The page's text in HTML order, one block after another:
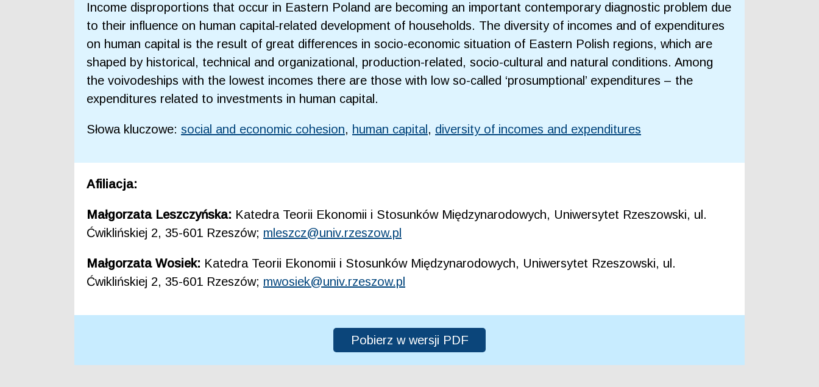
Income disproportions that occur in Eastern Poland are becoming an important contemporary diagnostic problem due
to their influence on human capital-related development of households. The diversity of incomes and of expenditures
on human capital is the result of great differences in socio-economic situation of Eastern Polish regions, which are
shaped by historical, technical and organizational, production-related, socio-cultural and natural conditions. Among
the voivodeships with the lowest incomes there are those with low so-called ‘prosumptional’ expenditures – the
expenditures related to investments in human capital.
Słowa kluczowe: social and economic cohesion, human capital , diversity of incomes and expenditures
Afiliacja:
Małgorzata Leszczyńska: Katedra Teorii Ekonomii i Stosunków Międzynarodowych, Uniwersytet Rzeszowski, ul.
Ćwiklińskiej 2, 35-601 Rzeszów; mleszcz@univ.rzeszow.pl
Małgorzata Wosiek: Katedra Teorii Ekonomii i Stosunków Międzynarodowych, Uniwersytet Rzeszowski, ul.
Ćwiklińskiej 2, 35-601 Rzeszów; mwosiek@univ.rzeszow.pl
Pobierz w wersji PDF